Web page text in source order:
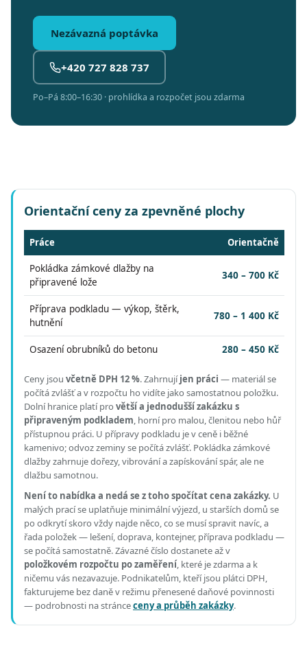
Nezávazná poptávka
+420 727 828 737
Po–Pá 8:00–16:30 · prohlídka a rozpočet jsou zdarma
Orientační ceny za zpevněné plochy
Práce Orientačně
Pokládka zámkové dlažby na
připravené lože
340 – 700 Kč
Příprava podkladu — výkop, štěrk,
hutnění
780 – 1 400 Kč
Osazení obrubníků do betonu 280 – 450 Kč
Ceny jsou včetně DPH 12 %.Zahrnujíjen práci — materiál se
počítá zvlášť a v rozpočtu ho vidíte jako samostatnou položku.
Dolní hranice platí pro větší a jednodušší zakázku s
připraveným podkladem, horní pro malou, členitou nebo hůř
přístupnou práci. U přípravy podkladu je v ceně i běžné
kamenivo; odvoz zeminy se počítá zvlášť. Pokládka zámkové
dlažby zahrnuje dořezy, vibrování a zapískování spár, ale ne
dlažbu samotnou.
Není to nabídka a nedá se z toho spočítat cena zakázky. U
malých prací se uplatňuje minimální výjezd, u starších domů se
po odkrytí skoro vždy najde něco, co se musí spravit navíc, a
řada položek — lešení, doprava, kontejner, příprava podkladu —
se počítá samostatně. Závazné číslo dostanete až v
položkovém rozpočtu po zaměření, které je zdarma a k
ničemu vás nezavazuje. Podnikatelům, kteří jsou plátci DPH,
fakturujeme bez daně v režimu přenesené daňové povinnosti
— podrobnosti na stránceceny a průběh zakázky.